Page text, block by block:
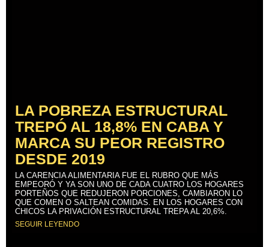
LA POBREZA ESTRUCTURAL
TREPÓ AL 18,8% EN CABA Y
MARCA SU PEOR REGISTRO
DESDE 2019
LA CARENCIA ALIMENTARIA FUE EL RUBRO QUE MÁS
EMPEORÓ Y YA SON UNO DE CADA CUATRO LOS HOGARES
PORTEÑOS QUE REDUJERON PORCIONES, CAMBIARON LO
QUE COMEN O SALTEAN COMIDAS. EN LOS HOGARES CON
CHICOS LA PRIVACIÓN ESTRUCTURAL TREPA AL 20,6%.
SEGUIR LEYENDO